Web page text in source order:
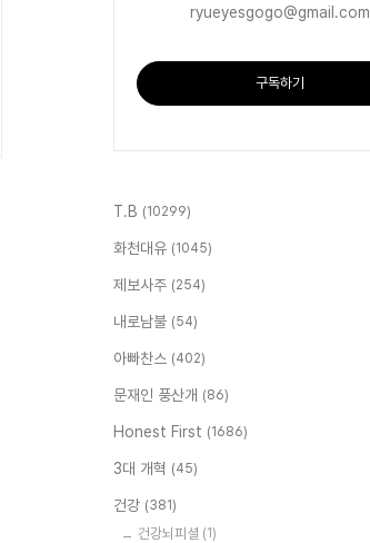
ryueyesgogo@gmail.com
구독하기
T.B (10299)
화천대유 (1045)
제보사주 (254)
내로남불 (54)
아빠찬스 (402)
문재인 풍산개 (86)
Honest First (1686)
3대 개혁 (45)
건강 (381)
건강뇌피셜 (1)